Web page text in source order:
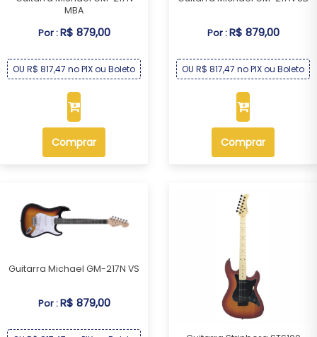
MBA
Por :R$ 879,00
OU R$ 817,47 no PIX ou Boleto
Comprar
Por :R$ 879,00
OU R$ 817,47 no PIX ou Boleto
Comprar
Guitarra Michael GM-217N VS
Por :R$ 879,00